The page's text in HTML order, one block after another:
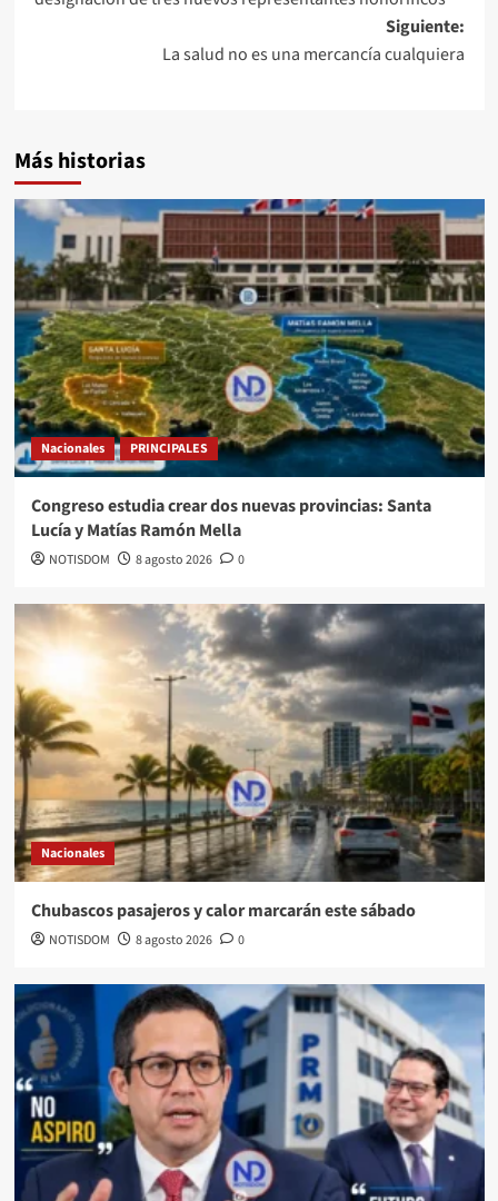
Siguiente:
La salud no es una mercancía cualquiera
Más historias
Nacionales PRINCIPALES
Congreso estudia crear dos nuevas provincias: Santa
Lucía y Matías Ramón Mella
NOTISDOM 8 agosto 2026 0
Nacionales
Chubascos pasajeros y calor marcarán este sábado
NOTISDOM 8 agosto 2026 0